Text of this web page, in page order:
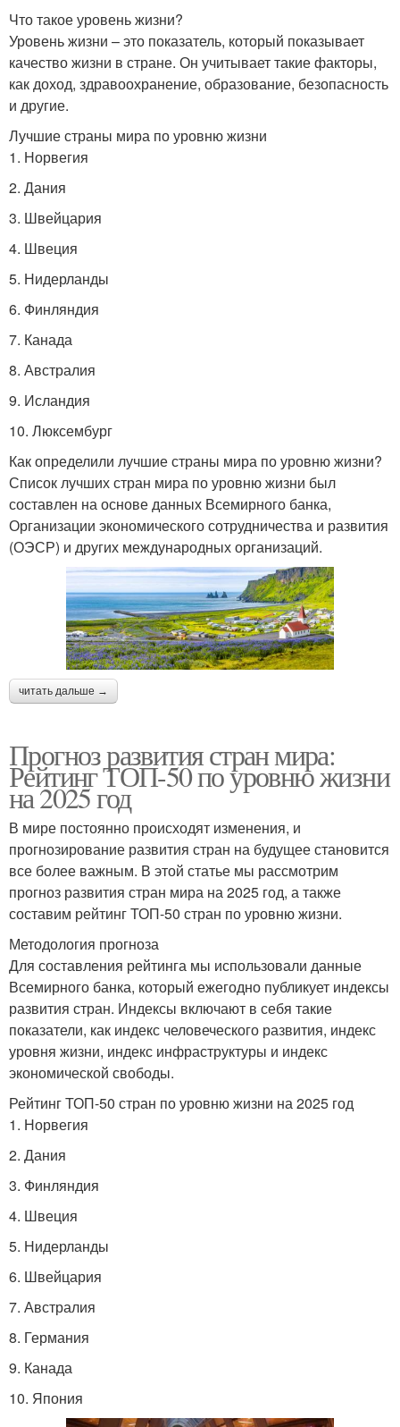
Что такое уровень жизни?
Уровень жизни – это показатель, который показывает
качество жизни в стране. Он учитывает такие факторы,
как доход, здравоохранение, образование, безопасность
и другие.
Лучшие страны мира по уровню жизни
1. Норвегия
2. Дания
3. Швейцария
4. Швеция
5. Нидерланды
6. Финляндия
7. Канада
8. Австралия
9. Исландия
10. Люксембург
Как определили лучшие страны мира по уровню жизни?
Список лучших стран мира по уровню жизни был
составлен на основе данных Всемирного банка,
Организации экономического сотрудничества и развития
(ОЭСР) и других международных организаций.
читать дальше →
Прогноз развития стран мира:
Рейтинг ТОП-50 по уровню жизни
на 2025 год
В мире постоянно происходят изменения, и
прогнозирование развития стран на будущее становится
все более важным. В этой статье мы рассмотрим
прогноз развития стран мира на 2025 год, а также
составим рейтинг ТОП-50 стран по уровню жизни.
Методология прогноза
Для составления рейтинга мы использовали данные
Всемирного банка, который ежегодно публикует индексы
развития стран. Индексы включают в себя такие
показатели, как индекс человеческого развития, индекс
уровня жизни, индекс инфраструктуры и индекс
экономической свободы.
Рейтинг ТОП-50 стран по уровню жизни на 2025 год
1. Норвегия
2. Дания
3. Финляндия
4. Швеция
5. Нидерланды
6. Швейцария
7. Австралия
8. Германия
9. Канада
10. Япония